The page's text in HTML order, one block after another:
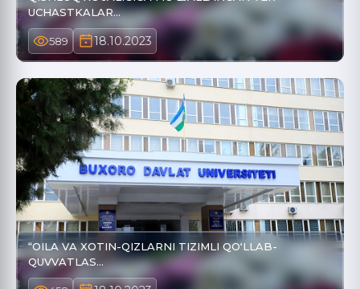
UCHASTKALAR…
589 18.10.2023
“OILA VA XOTIN-QIZLARNI TIZIMLI QOʻLLAB-
QUVVATLAS…